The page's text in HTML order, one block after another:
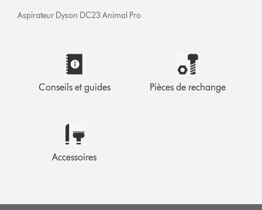
Aspirateur Dyson DC23 Animal Pro
Conseils et guides Pièces de rechange
Accessoires